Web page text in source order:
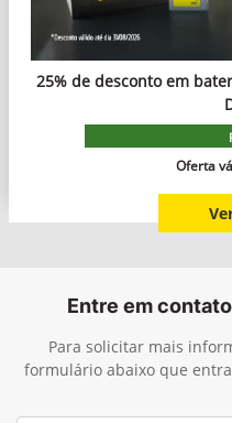
25% de desconto em
Oferta
Entre em
Para solicitar mais
formulário abaixo que